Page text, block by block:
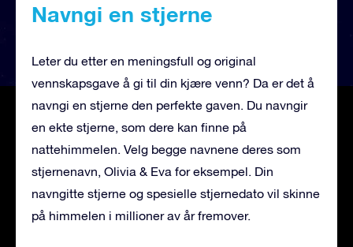
Navngi en stjerne
Leter du etter en meningsfull og original
vennskapsgave å gi til din kjære venn? Da er det å
navngi en stjerne den perfekte gaven. Du navngir
en ekte stjerne, som dere kan finne på
nattehimmelen. Velg begge navnene deres som
stjernenavn, Olivia & Eva for eksempel. Din
navngitte stjerne og spesielle stjernedato vil skinne
på himmelen i millioner av år fremover.